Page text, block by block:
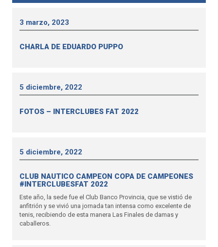
3 marzo, 2023
CHARLA DE EDUARDO PUPPO
5 diciembre, 2022
FOTOS – INTERCLUBES FAT 2022
5 diciembre, 2022
CLUB NAUTICO CAMPEON COPA DE CAMPEONES
#INTERCLUBESFAT 2022
Este año, la sede fue el Club Banco Provincia, que se vistió de
anfitrión y se vivió una jornada tan intensa como excelente de
tenis, recibiendo de esta manera Las Finales de damas y
caballeros.